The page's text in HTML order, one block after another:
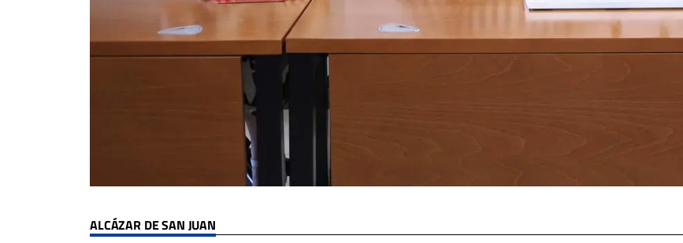
ALCÁZAR DE SAN JUAN